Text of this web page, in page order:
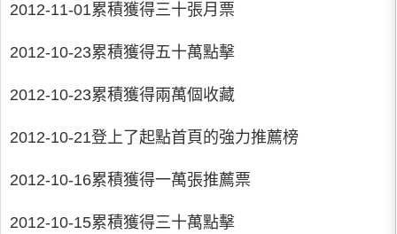
2012-11-01累積獲得三十張月票
2012-10-23累積獲得五十萬點擊
2012-10-23累積獲得兩萬個收藏
2012-10-21登上了起點首頁的強力推薦榜
2012-10-16累積獲得一萬張推薦票
2012-10-15累積獲得三十萬點擊